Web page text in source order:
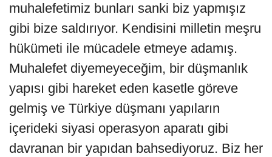
muhalefetimiz bunları sanki biz yapmışız
gibi bize saldırıyor. Kendisini milletin meşru
hükümeti ile mücadele etmeye adamış.
Muhalefet diyemeyeceğim, bir düşmanlık
yapısı gibi hareket eden kasetle göreve
gelmiş ve Türkiye düşmanı yapıların
içerideki siyasi operasyon aparatı gibi
davranan bir yapıdan bahsediyoruz. Biz her